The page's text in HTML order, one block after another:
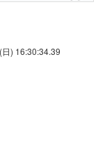
日) 16:30:34.39